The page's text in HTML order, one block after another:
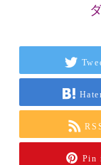
Pin